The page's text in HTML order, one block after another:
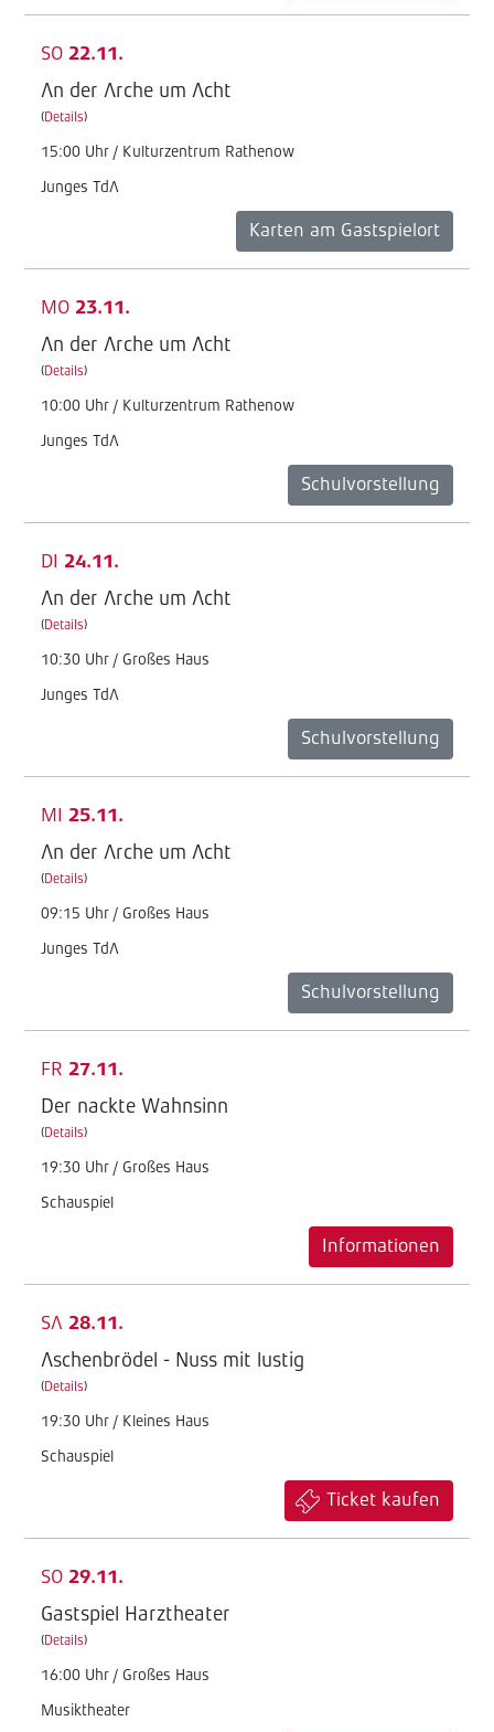
SO 22.11.
An der Arche um Acht
(Details)
15:00 Uhr / Kulturzentrum Rathenow
Junges TdA
Karten am Gastspielort
MO 23.11.
An der Arche um Acht
(Details)
10:00 Uhr / Kulturzentrum Rathenow
Junges TdA
Schulvorstellung
DI 24.11.
An der Arche um Acht
(Details)
10:30 Uhr / Großes Haus
Junges TdA
Schulvorstellung
MI 25.11.
An der Arche um Acht
(Details)
09:15 Uhr / Großes Haus
Junges TdA
Schulvorstellung
FR 27.11.
Der nackte Wahnsinn
(Details)
19:30 Uhr / Großes Haus
Schauspiel
Informationen
SA 28.11.
Aschenbrödel - Nuss mit lustig
(Details)
19:30 Uhr / Kleines Haus
Schauspiel
Ticket kaufen
SO 29.11.
Gastspiel Harztheater
(Details)
16:00 Uhr / Großes Haus
Musiktheater